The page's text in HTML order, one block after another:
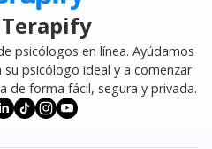
Terapify
psicólogos en línea. Ayúdamos
psicólogo ideal y a comenzar
de forma fácil, segura y privada.